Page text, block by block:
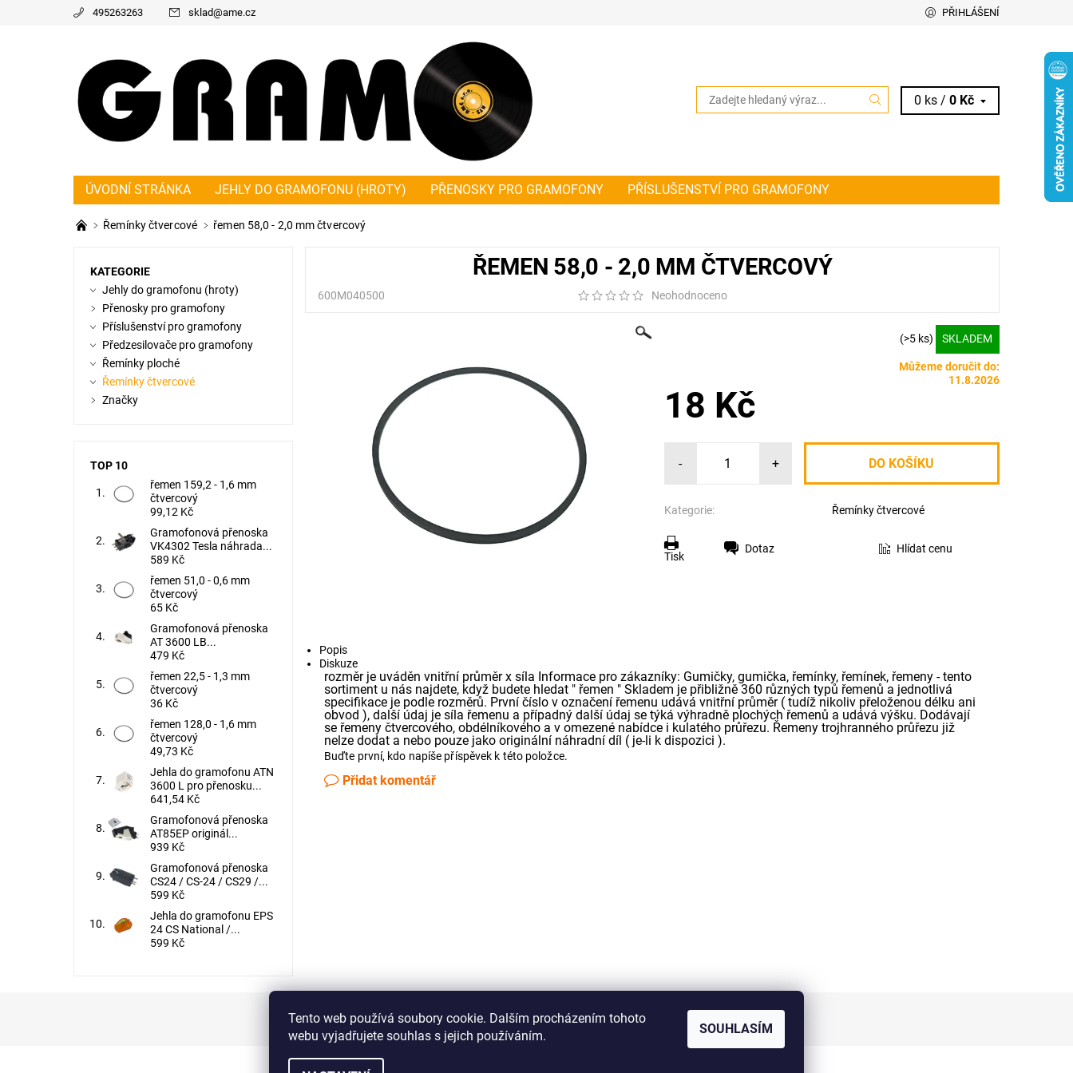
495263263 sklad@ame.cz PŘIHLÁŠENÍ
0 ks /0 Kč
ÚVODNÍ STRÁNKA JEHLY DO GRAMOFONU (HROTY) PŘENOSKY PRO GRAMOFONY
PŘÍSLUŠENSTVÍ PRO GRAMOFONY
PŘEDZESILOVAČE PRO GRAMOFONY
ŘEMÍNKY PLOCHÉ
Řemínky čtvercové řemen 58,0 - 2,0 mm čtvercový
ŘEMEN 58,0 - 2,0 MM ČTVERCOVÝ
600M040500 Neohodnoceno
(>5 ks) SKLADEM
Můžeme doručit do:
11.8.2026
18 Kč
- +
Kategorie: Řemínky čtvercové
Tisk
Dotaz Hlídat cenu
Popis
Diskuze
rozměr je uváděn vnitřní průměr x síla Informace pro zákazníky: Gumičky, gumička, řemínky, řemínek, řemeny - tento
sortiment u nás najdete, když budete hledat " řemen " Skladem je přibližně 360 různých typů řemenů a jednotlivá
specifikace je podle rozměrů. První číslo v označení řemenu udává vnitřní průměr ( tudíž nikoliv přeloženou délku ani
obvod ), další údaj je síla řemenu a případný další údaj se týká výhradně plochých řemenů a udává výšku. Dodávají
se řemeny čtvercového, obdélníkového a v omezené nabídce i kulatého průřezu. Řemeny trojhranného průřezu již
nelze dodat a nebo pouze jako originální náhradní díl ( je-li k dispozici ).
Buďte první, kdo napíše příspěvek k této položce.
Přidat komentář
KATEGORIE
Jehly do gramofonu (hroty)
Přenosky pro gramofony
Příslušenství pro gramofony
Předzesilovače pro gramofony
Řemínky ploché
Řemínky čtvercové
Značky
TOP 10
řemen 159,2 - 1,6 mm
čtvercový
99,12 Kč
Gramofonová přenoska
VK4302 Tesla náhrada...
589 Kč
řemen 51,0 - 0,6 mm
čtvercový
65 Kč
Gramofonová přenoska
AT 3600 LB...
479 Kč
řemen 22,5 - 1,3 mm
čtvercový
36 Kč
řemen 128,0 - 1,6 mm
čtvercový
49,73 Kč
Jehla do gramofonu ATN
3600 L pro přenosku...
641,54 Kč
Gramofonová přenoska
AT85EP originál...
939 Kč
Gramofonová přenoska
CS24 / CS-24 / CS29 /...
599 Kč
Jehla do gramofonu EPS
24 CS National /...
599 Kč
Jak správně změřit řemínek pro Vaše audio zařízení
Tento web používá soubory cookie. Dalším procházením tohoto
webu vyjadřujete souhlas s jejich používáním.
SOUHLASÍM